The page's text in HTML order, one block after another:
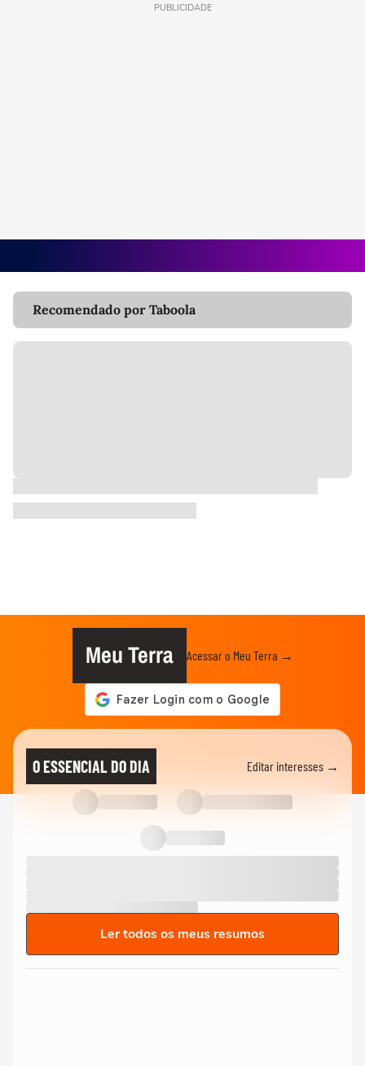
PUBLICIDADE
Recomendado por Taboola
Meu Terra Acessar o Meu Terra →
O ESSENCIAL DO DIA Editar interesses →
Ler todos os meus resumos